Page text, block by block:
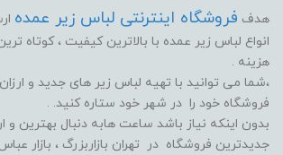
هدف فروشگاه اینترنتی لباس زیر عمده
انواع لباس زیر عمده با بالاترین کیفیت ، کوتاه
هزینه .
،شما می توانید با تهیه لباس زیر های جدید و
فروشگاه خود را در شهر خود ستاره کنید. .
بدون اینکه نیاز باشد ساعت هابه دنبال بهترین و
جدیدترین فروشگاه در تهران بازاربزرگ ، بازار